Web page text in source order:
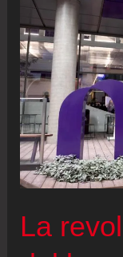
dólares
para
aliviar
la
deuda
de
Pemex
La